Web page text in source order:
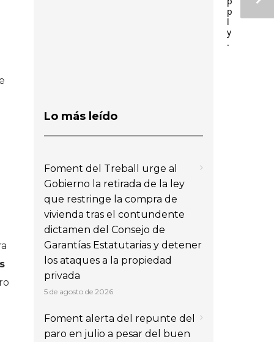
p
l
y
.
Lo más leído
Foment del Treball urge al
Gobierno la retirada de la ley
que restringe la compra de
vivienda tras el contundente
dictamen del Consejo de
Garantías Estatutarias y detener
los ataques a la propiedad
privada
5 de agosto de 2026
Foment alerta del repunte del
paro en julio a pesar del buen